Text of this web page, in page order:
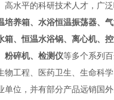
高水平的科研技术人才，广
培养箱、水浴恒温振荡器、
箱、恒温水浴锅、离心机、
粉碎机、检测仪等多个系列
物工程、医药卫生、生命科
单位，并有部分产品远销国